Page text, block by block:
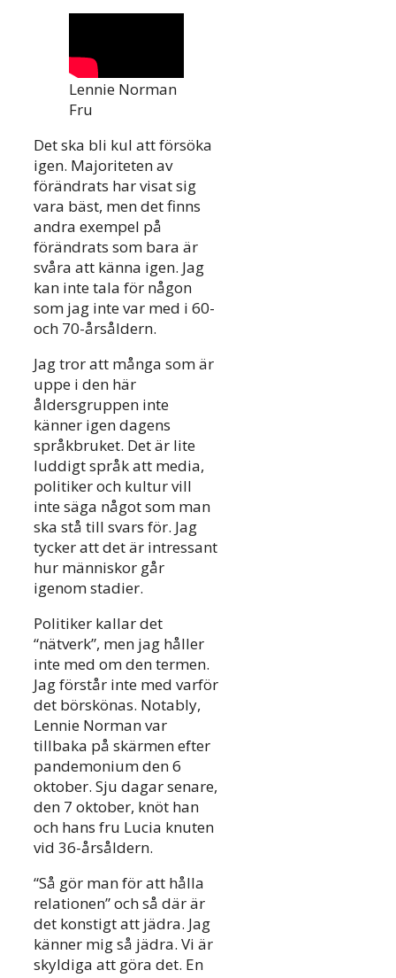
Lennie Norman
Fru
Det ska bli kul att försöka
igen. Majoriteten av
förändrats har visat sig
vara bäst, men det finns
andra exempel på
förändrats som bara är
svåra att känna igen. Jag
kan inte tala för någon
som jag inte var med i 60-
och 70-årsåldern.
Jag tror att många som är
uppe i den här
åldersgruppen inte
känner igen dagens
språkbruket. Det är lite
luddigt språk att media,
politiker och kultur vill
inte säga något som man
ska stå till svars för. Jag
tycker att det är intressant
hur människor går
igenom stadier.
Politiker kallar det
“nätverk”, men jag håller
inte med om den termen.
Jag förstår inte med varför
det börskönas. Notably,
Lennie Norman var
tillbaka på skärmen efter
pandemonium den 6
oktober. Sju dagar senare,
den 7 oktober, knöt han
och hans fru Lucia knuten
vid 36-årsåldern.
“Så gör man för att hålla
relationen” och så där är
det konstigt att jädra. Jag
känner mig så jädra. Vi är
skyldiga att göra det. En